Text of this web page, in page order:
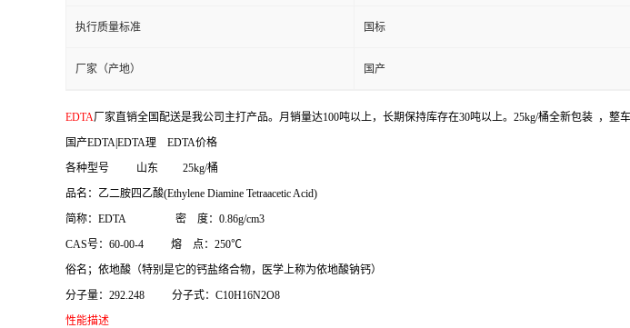
执行质量标准 国标
厂家（产地） 国产
EDTA厂家直销全国配送是我公司主打产品。月销量达100吨以上，长期保持库存在30吨以上。25kg/桶全新包装 ，整
国产EDTA|EDTA理 EDTA价格
各种型号 山东 25kg/桶
品名：乙二胺四乙酸(Ethylene Diamine Tetraacetic Acid)
简称：EDTA 密 度：0.86g/cm3
CAS号：60-00-4 熔 点：250℃
俗名；依地酸（特别是它的钙盐络合物，医学上称为依地酸钠钙）
分子量：292.248 分子式：C10H16N2O8
性能描述